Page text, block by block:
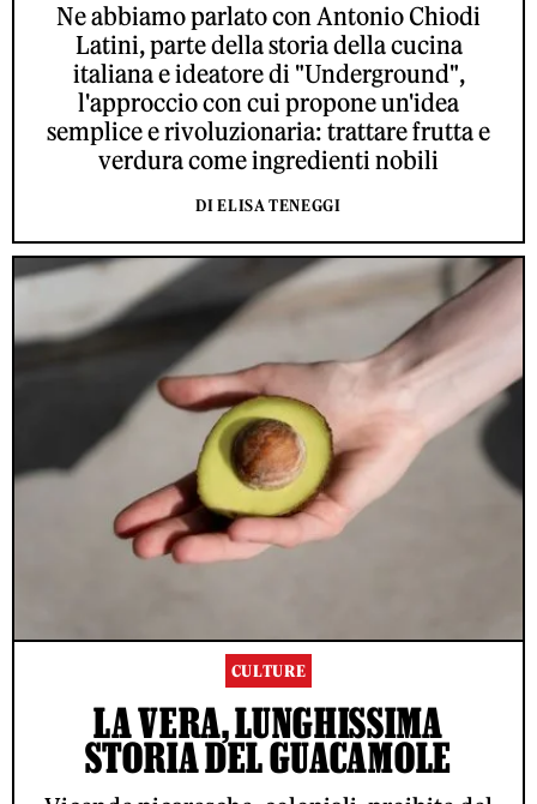
Ne abbiamo parlato con Antonio Chiodi
Latini, parte della storia della cucina
italiana e ideatore di "Underground",
l'approccio con cui propone un'idea
semplice e rivoluzionaria: trattare frutta e
verdura come ingredienti nobili
DI ELISA TENEGGI
CULTURE
LA VERA, LUNGHISSIMA
STORIA DEL GUACAMOLE